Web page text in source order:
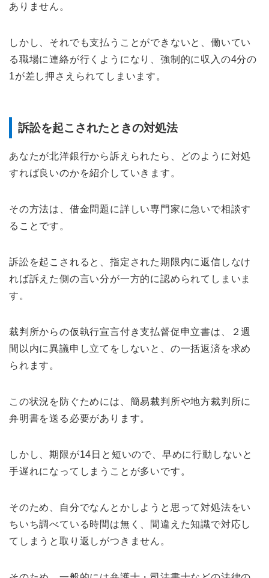
ありません。
しかし、それでも支払うことができないと、働いてい
る職場に連絡が行くようになり、強制的に収入の4分の
1が差し押さえられてしまいます。
訴訟を起こされたときの対処法
あなたが北洋銀行から訴えられたら、どのように対処
すれば良いのかを紹介していきます。
その方法は、借金問題に詳しい専門家に急いで相談す
ることです。
訴訟を起こされると、指定された期限内に返信しなけ
れば訴えた側の言い分が一方的に認められてしまいま
す。
裁判所からの仮執行宣言付き支払督促申立書は、２週
間以内に異議申し立てをしないと、の一括返済を求め
られます。
この状況を防ぐためには、簡易裁判所や地方裁判所に
弁明書を送る必要があります。
しかし、期限が14日と短いので、早めに行動しないと
手遅れになってしまうことが多いです。
そのため、自分でなんとかしようと思って対処法をい
ちいち調べている時間は無く、間違えた知識で対応し
てしまうと取り返しがつきません。